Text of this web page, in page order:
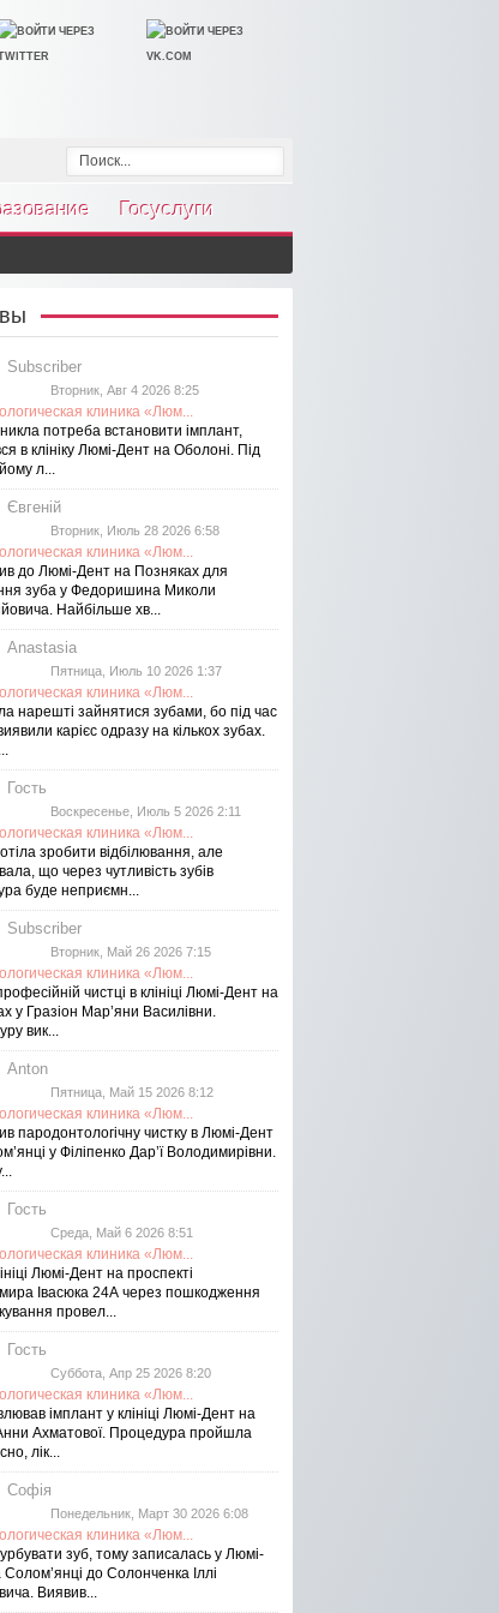
Госуслуги
Subscriber
Вторник, Авг 4 2026 8:25
клиника «Люм...
потреба встановити імплант,
в клініку Люмі-Дент на Оболоні. Під
л...
Євгеній
Вторник, Июль 28 2026 6:58
клиника «Люм...
до Люмі-Дент на Позняках для
зуба у Федоришина Миколи
Найбільше хв...
Anastasia
Пятница, Июль 10 2026 1:37
клиника «Люм...
нарешті зайнятися зубами, бо під час
карієс одразу на кількох зубах.
Гость
Воскресенье, Июль 5 2026 2:11
клиника «Люм...
зробити відбілювання, але
що через чутливість зубів
буде неприємн...
Subscriber
Вторник, Май 26 2026 7:15
клиника «Люм...
чистці в клініці Люмі-Дент на
у Гразіон Мар’яни Василівни.
вик...
Anton
Пятница, Май 15 2026 8:12
клиника «Люм...
пародонтологічну чистку в Люмі-Дент
у Філіпенко Дар’ї Володимирівни.
Гость
Среда, Май 6 2026 8:51
клиника «Люм...
Люмі-Дент на проспекті
Івасюка 24А через пошкодження
провел...
Гость
Суббота, Апр 25 2026 8:20
клиника «Люм...
імплант у клініці Люмі-Дент на
Ахматової. Процедура пройшла
лік...
Софія
Понедельник, Март 30 2026 6:08
клиника «Люм...
зуб, тому записалась у Люмі-
до Солонченка Іллі
Виявив...